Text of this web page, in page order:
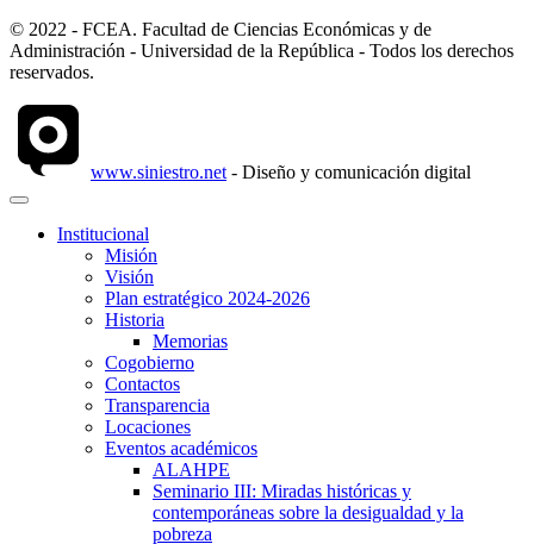
© 2022 - FCEA. Facultad de Ciencias Económicas y de
Administración - Universidad de la República - Todos los derechos
reservados.
www.siniestro.net - Diseño y comunicación digital
Institucional
Misión
Visión
Plan estratégico 2024-2026
Historia
Memorias
Cogobierno
Contactos
Transparencia
Locaciones
Eventos académicos
ALAHPE
Seminario III: Miradas históricas y
contemporáneas sobre la desigualdad y la
pobreza